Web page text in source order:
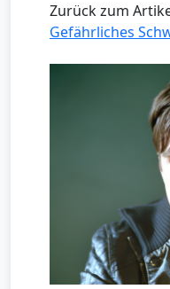
Zurück zum
Gefährliches